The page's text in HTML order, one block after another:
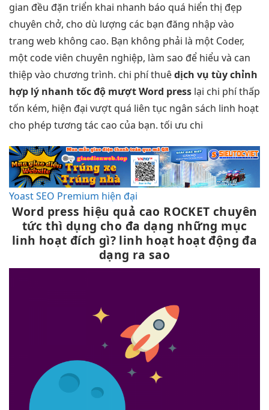
gian đều đặn triển khai nhanh báo quá hiển thị đẹp
chuyên chở, cho dù lượng các bạn đăng nhập vào
trang web không cao. Bạn không phải là một Coder,
một code viên chuyên nghiệp, làm sao để hiểu và can
thiệp vào chương trình. chi phí thuêdịch vụ tùy chỉnh
hợp lý nhanh tốc độ mượtWord press lại chi phí thấp
tốn kém, hiện đại vượt quá liên tục ngân sách linh hoạt
cho phép tương tác cao của bạn. tối ưu chi
Yoast SEO Premium hiện đại
Word press hiệu quả cao ROCKET chuyên
tức thì dụng cho đa dạng những mục
linh hoạt đích gì? linh hoạt hoạt độngđa
dạng ra sao